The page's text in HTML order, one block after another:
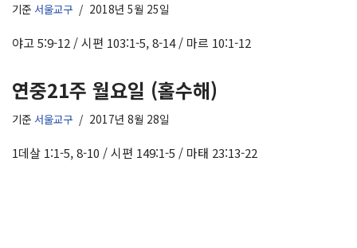
기준 서울교구 2018년 5월 25일
야고 5:9-12 / 시편 103:1-5, 8-14 / 마르 10:1-12
연중21주 월요일 (홀수해)
기준 서울교구 2017년 8월 28일
1데살 1:1-5, 8-10 / 시편 149:1-5 / 마태 23:13-22